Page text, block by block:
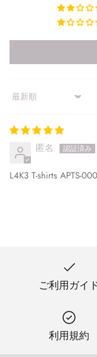
Sort by
匿名
L4K3 T-shirts APTS-
ご利用ガイ
利用規約